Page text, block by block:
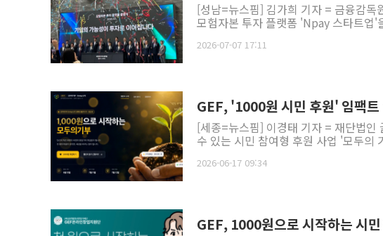
[성남=뉴스핌] 김가희 기자 = 금융감
모험자본 투자 플랫폼 'Npay 스타트업'
2026-07-07 17:11
GEF, '1000원 시민 후원' 임팩트
[세종=뉴스핌] 이경태 기자 = 재단법인
수 있는 시민 참여형 후원 사업 '모두
2026-06-17 09:34
GEF, 1000원으로 시작하는 시